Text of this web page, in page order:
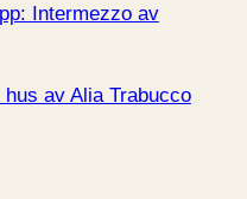
Intermezzo av
hus av Alia Trabucco